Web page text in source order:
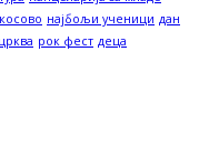
косово најбољи ученици дан
црква рок фест деца